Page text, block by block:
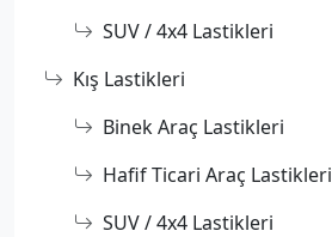
SUV / 4x4 Lastikleri
Kış Lastikleri
Binek Araç Lastikleri
Hafif Ticari Araç Lastikleri
SUV / 4x4 Lastikleri